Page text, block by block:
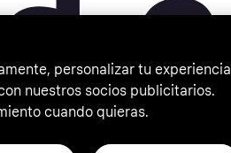
personalizar tu experiencia
nuestros socios publicitarios.
cuando quieras.